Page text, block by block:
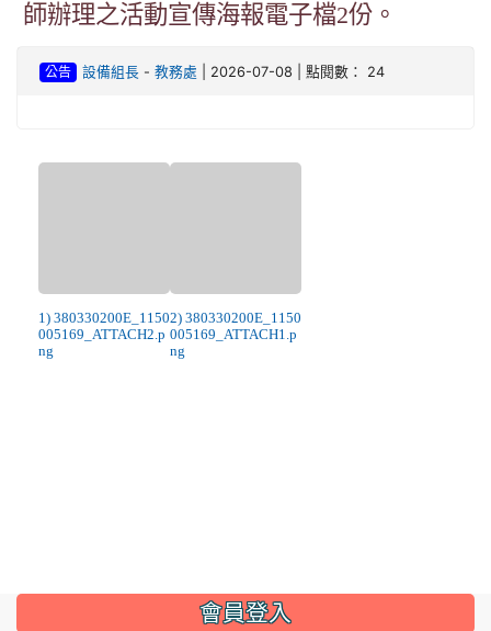
師辦理之活動宣傳海報電子檔2份。
公告 設備組長- 教務處 | 2026-07-08 | 點閱數： 24
1) 380330200E_1150
005169_ATTACH2.p
ng
2) 380330200E_1150
005169_ATTACH1.p
ng
::: 會員登入